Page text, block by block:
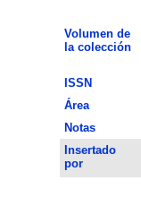
Volumen de
la colección
ISSN
Área
Notas
Insertado
por